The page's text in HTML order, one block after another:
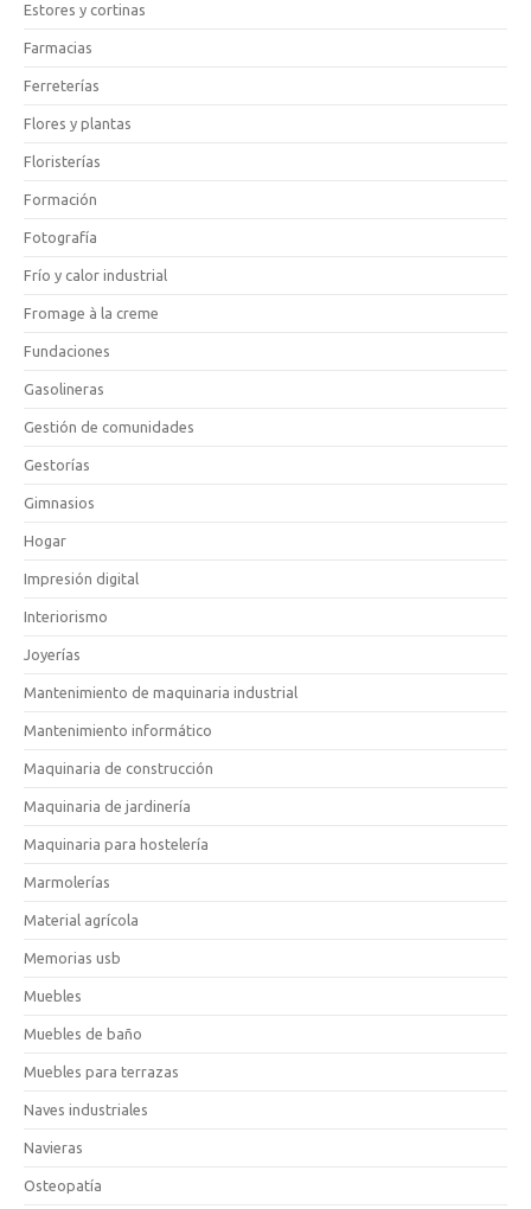
Estores y cortinas
Farmacias
Ferreterías
Flores y plantas
Floristerías
Formación
Fotografía
Frío y calor industrial
Fromage à la creme
Fundaciones
Gasolineras
Gestión de comunidades
Gestorías
Gimnasios
Hogar
Impresión digital
Interiorismo
Joyerías
Mantenimiento de maquinaria industrial
Mantenimiento informático
Maquinaria de construcción
Maquinaria de jardinería
Maquinaria para hostelería
Marmolerías
Material agrícola
Memorias usb
Muebles
Muebles de baño
Muebles para terrazas
Naves industriales
Navieras
Osteopatía